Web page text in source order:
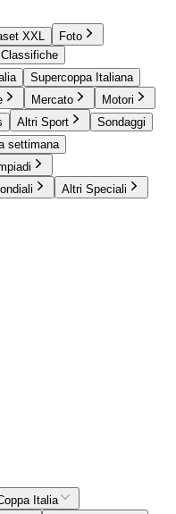
XXL
Foto
Supercoppa Italiana
Mercato
Motori
Altri Sport
Sondaggi
settimana
Altri Speciali
Italia